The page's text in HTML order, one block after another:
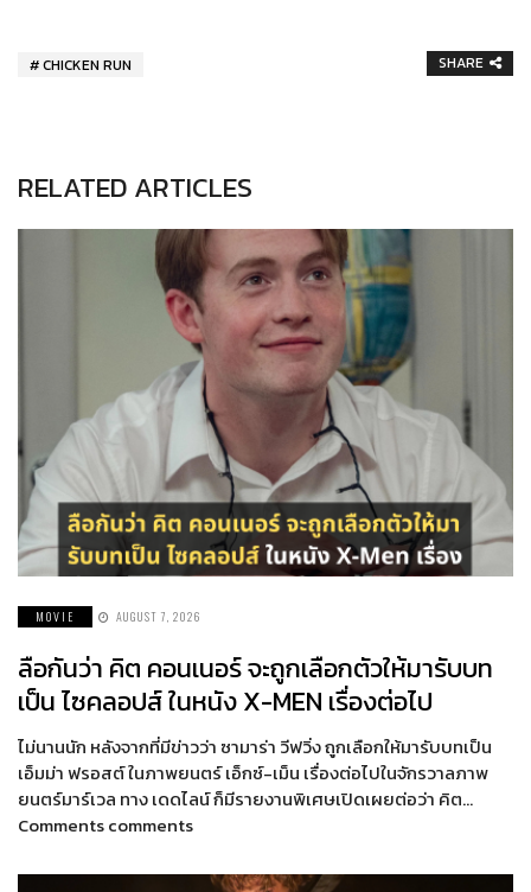
CHICKEN RUN SHARE
RELATED ARTICLES
MOVIE AUGUST 7, 2026
ลือกันว่า คิต คอนเนอร์ จะถูกเลือกตัวให้มารับบท
เป็น ไซคลอปส์ ในหนัง X-MEN เรื่องต่อไป
ไม่นานนัก หลังจากที่มีข่าวว่า ซามาร่า วีฟวิ่ง ถูกเลือกให้มารับบทเป็น
เอ็มม่า ฟรอสต์ ในภาพยนตร์ เอ็กซ์-เม็น เรื่องต่อไปในจักรวาลภาพ
ยนตร์มาร์เวล ทาง เดดไลน์ ก็มีรายงานพิเศษเปิดเผยต่อว่า คิต…
Comments comments